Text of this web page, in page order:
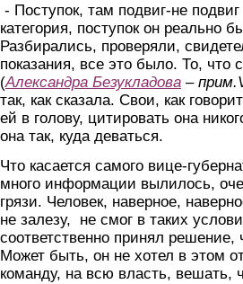
- Поступок, там подвиг-не
категория, поступок он реально
Разбирались, проверяли,
показания, все это было. То, что
(Александра Безукладова –
так, как сказала. Свои, как
ей в голову, цитировать она
она так, куда деваться.
Что касается самого вице-
много информации вылилось,
грязи. Человек, наверное,
не залезу, не смог в таких
соответственно принял
Может быть, он не хотел в этом
команду, на всю власть, вешать,